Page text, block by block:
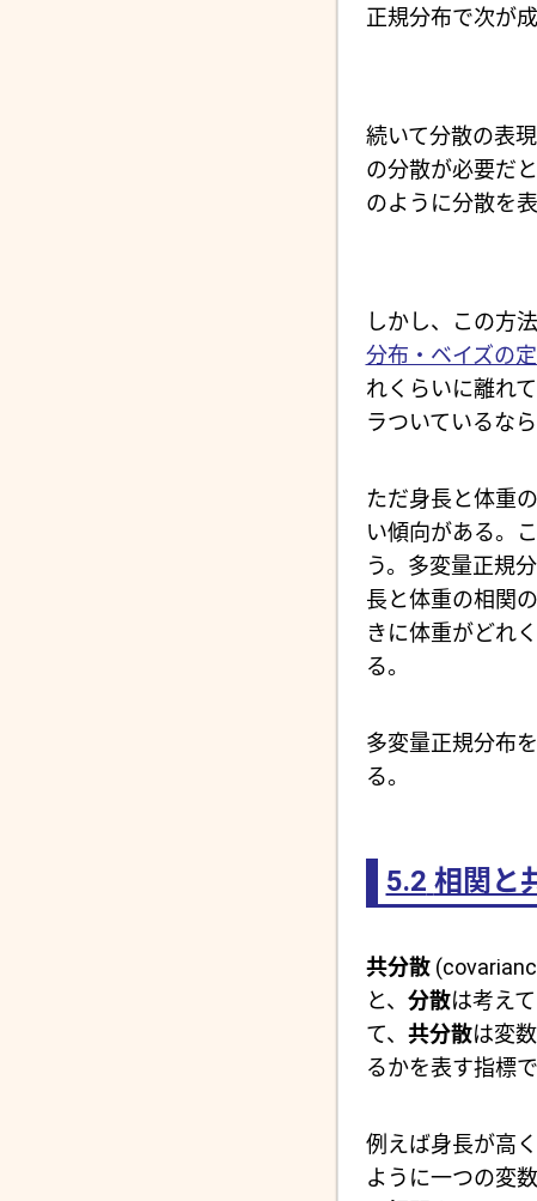
正規分布で次が
続いて分散の表
の分散が必要だ
のように分散を
しかし、この方
分布・ベイズの
れくらいに離れ
ラついているな
ただ身長と体重
い傾向がある。
う。多変量正規
長と体重の相関
きに体重がどれ
る。
多変量正規分布
る。
5.2 相関と
共分散
と、 分散は考え
て、 共分散は変
るかを表す指標で
例えば身長が高
ように一つの変